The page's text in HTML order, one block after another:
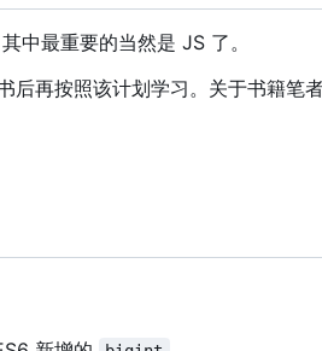
其中最重要的当然是 JS 了。
再按照该计划学习。关于书籍笔